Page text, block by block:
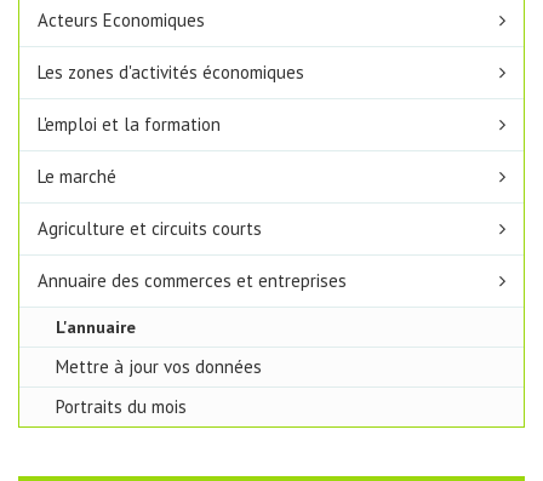
Acteurs Economiques
Les zones d'activités économiques
L'emploi et la formation
Le marché
Agriculture et circuits courts
Annuaire des commerces et entreprises
L'annuaire
Mettre à jour vos données
Portraits du mois